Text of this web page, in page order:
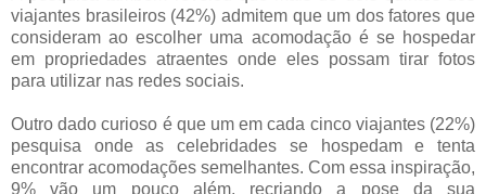
viajantes brasileiros (42%) admitem que um dos fatores que
consideram ao escolher uma acomodação é se hospedar
em propriedades atraentes onde eles possam tirar fotos
para utilizar nas redes sociais.
Outro dado curioso é que um em cada cinco viajantes (22%)
pesquisa onde as celebridades se hospedam e tenta
encontrar acomodações semelhantes. Com essa inspiração,
9% vão um pouco além, recriando a pose da sua